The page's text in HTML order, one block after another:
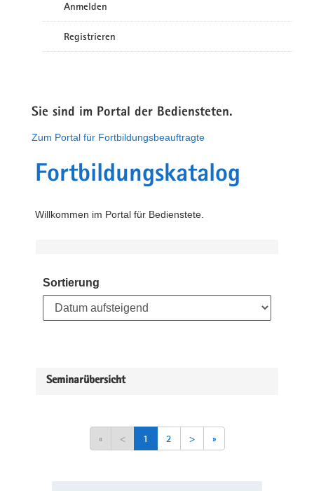
Anmelden
Registrieren
Sie sind im Portal der Bediensteten.
Zum Portal für Fortbildungsbeauftragte
Fortbildungskatalog
Willkommen im Portal für Bedienstete.
Sortierung
Seminarübersicht
« < 1 2 > »